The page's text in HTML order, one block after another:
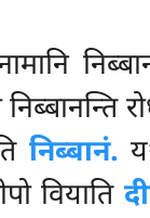
निब्बानन्ति
निब्बानं.
वियाति